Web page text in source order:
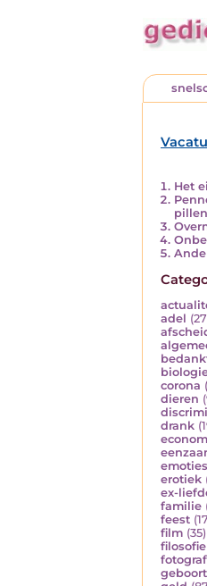
Het
pillen
adel
corona
dieren
drank
emoties
erotiek
ex-
familie
feest
film (35)
filosofie